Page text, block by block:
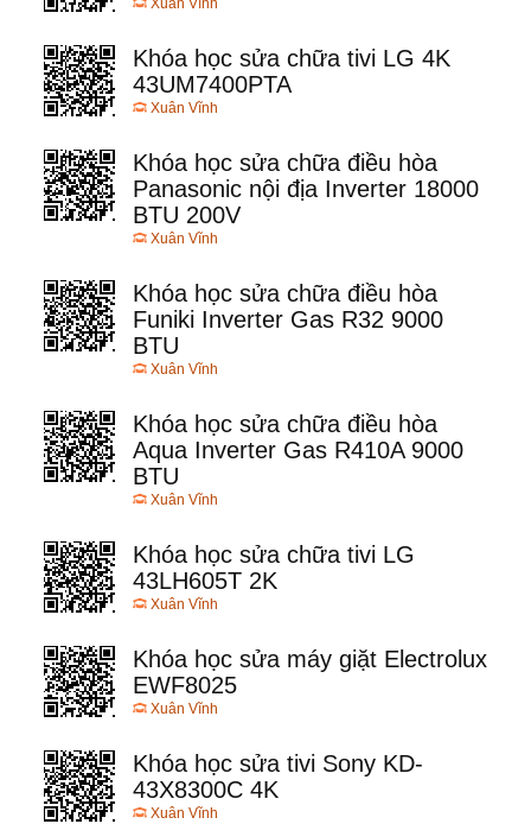
Xuân Vĩnh
Khóa học sửa chữa tivi LG 4K
43UM7400PTA
Xuân Vĩnh
Khóa học sửa chữa điều hòa
Panasonic nội địa Inverter 18000
BTU 200V
Xuân Vĩnh
Khóa học sửa chữa điều hòa
Funiki Inverter Gas R32 9000
BTU
Xuân Vĩnh
Khóa học sửa chữa điều hòa
Aqua Inverter Gas R410A 9000
BTU
Xuân Vĩnh
Khóa học sửa chữa tivi LG
43LH605T 2K
Xuân Vĩnh
Khóa học sửa máy giặt Electrolux
EWF8025
Xuân Vĩnh
Khóa học sửa tivi Sony KD-
43X8300C 4K
Xuân Vĩnh